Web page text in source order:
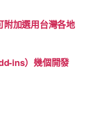
附加選用台灣各地
ins）幾個開發